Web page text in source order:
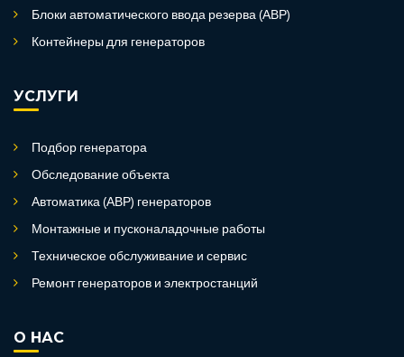
Блоки автоматического ввода резерва (АВР)
Контейнеры для генераторов
УСЛУГИ
Подбор генератора
Обследование объекта
Автоматика (АВР) генераторов
Монтажные и пусконаладочные работы
Техническое обслуживание и сервис
Ремонт генераторов и электростанций
О НАС